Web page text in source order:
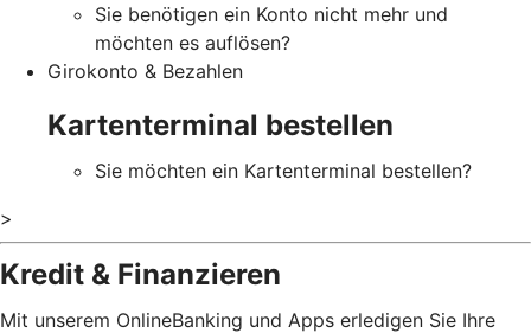
Sie benötigen ein Konto nicht mehr und
möchten es auflösen?
Girokonto & Bezahlen
Kartenterminal bestellen
Sie möchten ein Kartenterminal bestellen?
>
Kredit & Finanzieren
Mit unserem OnlineBanking und Apps erledigen Sie Ihre